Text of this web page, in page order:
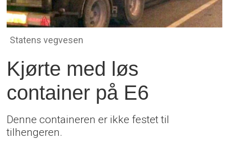
Statens vegvesen
Kjørte med løs
container på E6
Denne containeren er ikke festet til
tilhengeren.